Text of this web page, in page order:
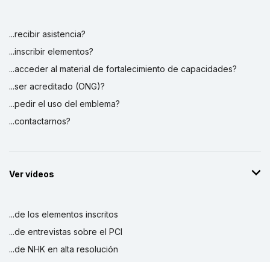
...recibir asistencia?
...inscribir elementos?
...acceder al material de fortalecimiento de capacidades?
...ser acreditado (ONG)?
...pedir el uso del emblema?
...contactarnos?
Ver vídeos
...de los elementos inscritos
...de entrevistas sobre el PCI
...de NHK en alta resolución